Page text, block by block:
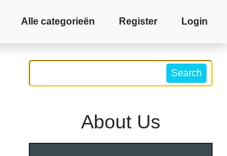
Alle categorieën Register Login
Search
About Us